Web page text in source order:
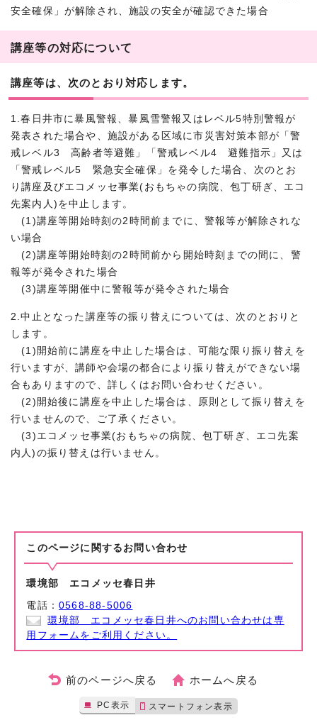
安全確保」が解除され、施設の安全が確認できた場合
講座等の対応について
講座等は、次のとおり対応します。
1.春日井市に暴風警報、暴風雪警報又はレベル5特別警報が
発表された場合や、施設がある区域に市災害対策本部が「警
戒レベル3 高齢者等避難」「警戒レベル4 避難指示」又は
「警戒レベル5 緊急安全確保」を発令した場合、次のとお
り講座及びエコメッセ事業(おもちゃの病院、包丁研ぎ、エコ
先案内人)を中止します。
(1)講座等開始時刻の2時間前までに、警報等が解除されな
い場合
(2)講座等開始時刻の2時間前から開始時刻までの間に、警
報等が発令された場合
(3)講座等開催中に警報等が発令された場合
2.中止となった講座等の振り替えについては、次のとおりと
します。
(1)開始前に講座を中止した場合は、可能な限り振り替えを
行いますが、講師や会場の都合により振り替えができない場
合もありますので、詳しくはお問い合わせください。
(2)開始後に講座を中止した場合は、原則として振り替えを
行いませんので、ご了承ください。
(3)エコメッセ事業(おもちゃの病院、包丁研ぎ、エコ先案
内人)の振り替えは行いません。
このページに関する お問い合わせ
環境部 エコメッセ春日井
電話：0568-88-5006
環境部 エコメッセ春日井へのお問い合わせは専
用フォームをご利用ください。
前のページへ戻る ホームへ戻る
PC表示 スマートフォン表示